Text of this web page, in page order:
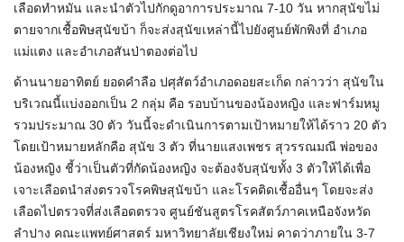
เลือดทำหมัน และนำตัวไปกักดูอาการประมาณ 7-10 วัน หากสุนัขไม่
ตายจากเชื้อพิษสุนัขบ้า ก็จะส่งสุนัขเหล่านี้ไปยังศูนย์พักพิงที่ อำเภอ
แม่แตง และอำเภอสันป่าตองต่อไป
ด้านนายอาทิตย์ ยอดคำลือ ปศุสัตว์อำเภอดอยสะเก็ด กล่าวว่า สุนัขใน
บริเวณนี้แบ่งออกเป็น 2 กลุ่ม คือ รอบบ้านของน้องหญิง และฟาร์มหมู
รวมประมาณ 30 ตัว วันนี้จะดำเนินการตามเป้าหมายให้ได้ราว 20 ตัว
โดยเป้าหมายหลักคือ สุนัข 3 ตัว ที่นายแสงเพชร สุวรรณมณี พ่อของ
น้องหญิง ชี้ว่าเป็นตัวที่กัดน้องหญิง จะต้องจับสุนัขทั้ง 3 ตัวให้ได้เพื่อ
เจาะเลือดนำส่งตรวจโรคพิษสุนัขบ้า และโรคติดเชื้ออื่นๆ โดยจะส่ง
เลือดไปตรวจที่ส่งเลือดตรวจ ศูนย์ชันสูตรโรคสัตว์ภาคเหนือจังหวัด
ลำปาง คณะแพทย์ศาสตร์ มหาวิทยาลัยเชียงใหม่ คาดว่าภายใน 3-7